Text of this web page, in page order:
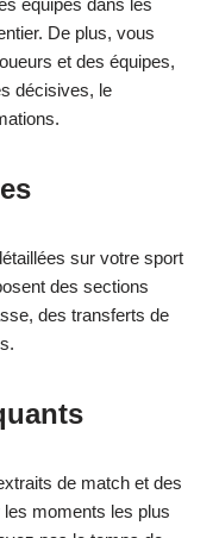
équipes dans les
De plus, vous
et des équipes,
décisives, le
sur votre sport
des sections
des transferts de
de match et des
moments les plus